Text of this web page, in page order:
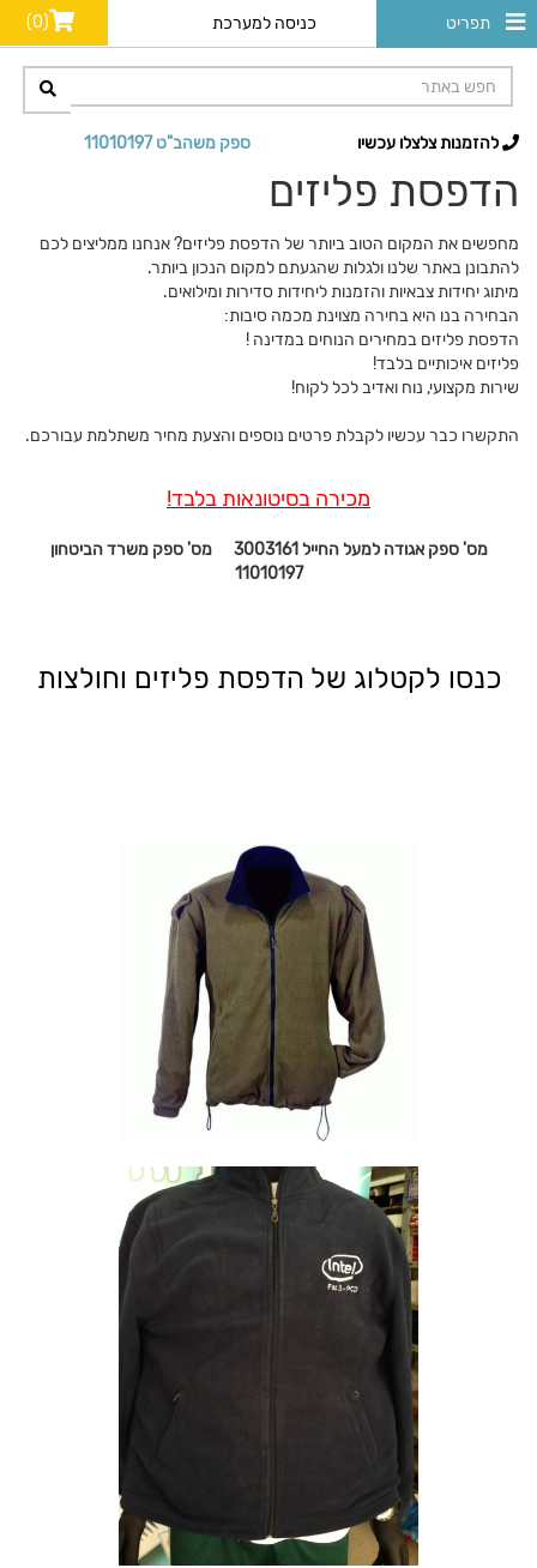
תפריט כניסה למערכת (0)
ספק משהב"ט 11010197 להזמנות צלצלו עכשיו
הדפסת פליזים
מחפשים את המקום הטוב ביותר של הדפסת פליזים? אנחנו ממליצים לכם
להתבונן באתר שלנו ולגלות שהגעתם למקום הנכון ביותר.
מיתוג יחידות צבאיות והזמנות ליחידות סדירות ומילואים.
הבחירה בנו היא בחירה מצוינת מכמה סיבות:
הדפסת פליזים במחירים הנוחים במדינה !
פליזים איכותיים בלבד!
שירות מקצועי, נוח ואדיב לכל לקוח!
התקשרו כבר עכשיו לקבלת פרטים נוספים והצעת מחיר משתלמת עבורכם.
מכירה בסיטונאות בלבד!
מס' ספק אגודה למעל החייל 3003161 מס' ספק משרד הביטחון
11010197
כנסו לקטלוג של הדפסת פליזים וחולצות